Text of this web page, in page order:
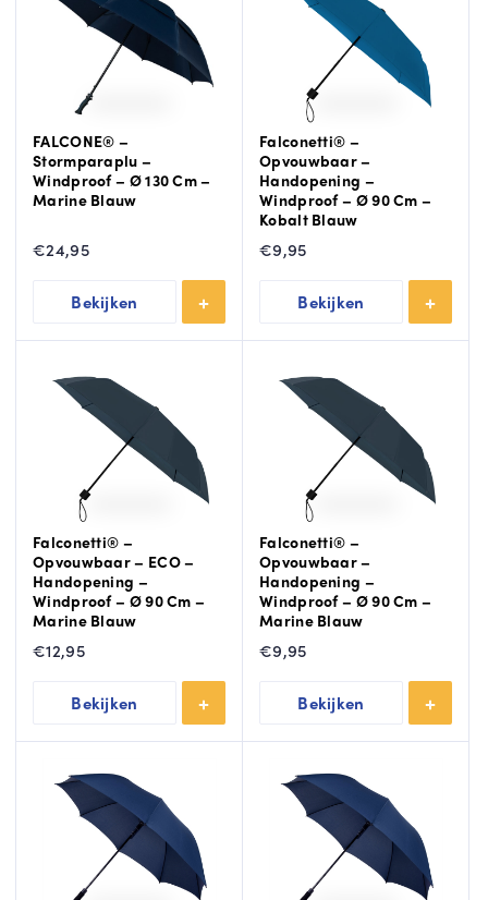
FALCONE® –
Stormparaplu –
Windproof – Ø 130 Cm –
Marine Blauw
€24,95
Bekijken
Falconetti® –
Opvouwbaar –
Handopening –
Windproof – Ø 90 Cm –
Kobalt Blauw
€9,95
Bekijken
Falconetti® –
Opvouwbaar – ECO –
Handopening –
Windproof – Ø 90 Cm –
Marine Blauw
€12,95
Bekijken
Falconetti® –
Opvouwbaar –
Handopening –
Windproof – Ø 90 Cm –
Marine Blauw
€9,95
Bekijken